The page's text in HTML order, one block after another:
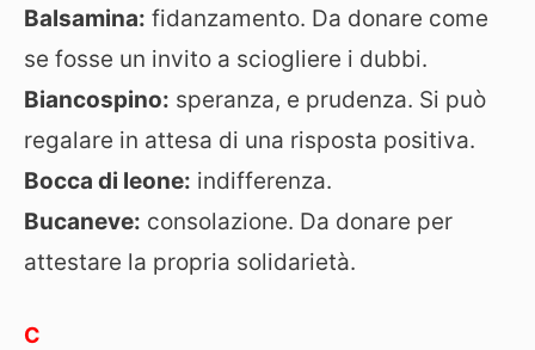
Balsamina: fidanzamento. Da donare come
se fosse un invito a sciogliere i dubbi.
Biancospino: speranza, e prudenza. Si può
regalare in attesa di una risposta positiva.
Bocca di leone: indifferenza.
Bucaneve: consolazione. Da donare per
attestare la propria solidarietà.
C